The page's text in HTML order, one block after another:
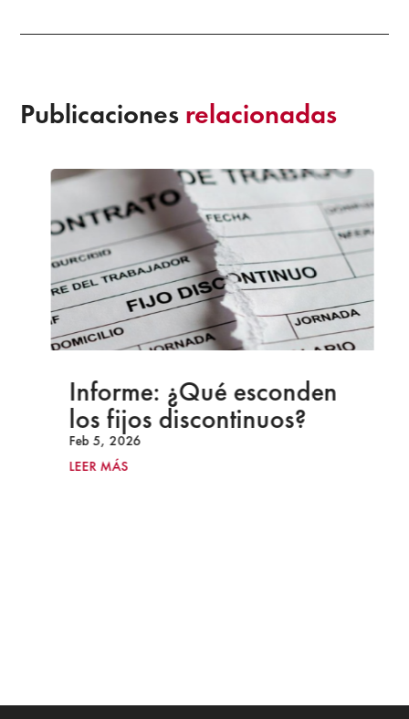
Publicaciones relacionadas
Informe: ¿Qué esconden
los fijos discontinuos?
Feb 5, 2026
LEER MÁS